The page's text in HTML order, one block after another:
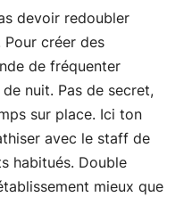
devoir redoubler
créer des
de fréquenter
nuit. Pas de secret,
sur place. Ici ton
avec le staff de
habitués. Double
mieux que